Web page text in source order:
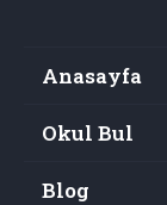
Anasayfa
Okul Bul
Blog